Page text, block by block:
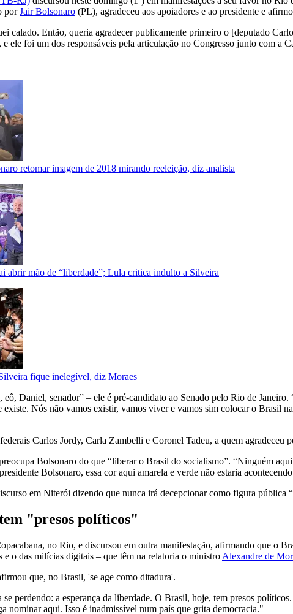
porJair Bolsonaro (PL), agradeceu aos apoiadores e ao presidente e
calado. Então, queria agradecer publicamente primeiro o [deputado
ele foi um dos responsáveis pela articulação no Congresso junto com a
retomar imagem de 2018 mirando reeleição, diz analista
abrir mão de “liberdade”; Lula critica indulto a Silveira
fique inelegível, diz Moraes
Daniel, senador” – ele é pré-candidato ao Senado pelo Rio de
Nós não vamos existir, vamos viver e vamos sim colocar o Brasil
Carlos Jordy, Carla Zambelli e Coronel Tadeu, a quem
Bolsonaro do que “liberar o Brasil do socialismo”. “Ninguém
Bolsonaro, essa cor aqui amarela e verde não estaria
em Niterói dizendo que nunca irá decepcionar como figura pública
"presos políticos"
no Rio, e discursou em outra manifestação, afirmando que o
e o das milícias digitais – que têm na relatoria o ministro Alexandre de
que, no Brasil, 'se age como ditadura'.
se perdendo: a esperança da liberdade. O Brasil, hoje, tem presos
nominar aqui. Isso é inadmissível num país que grita democracia."